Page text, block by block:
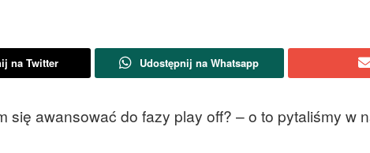
na Twitter Udostępnij na Whatsapp
się awansować do fazy play off? – o to pytaliśmy w